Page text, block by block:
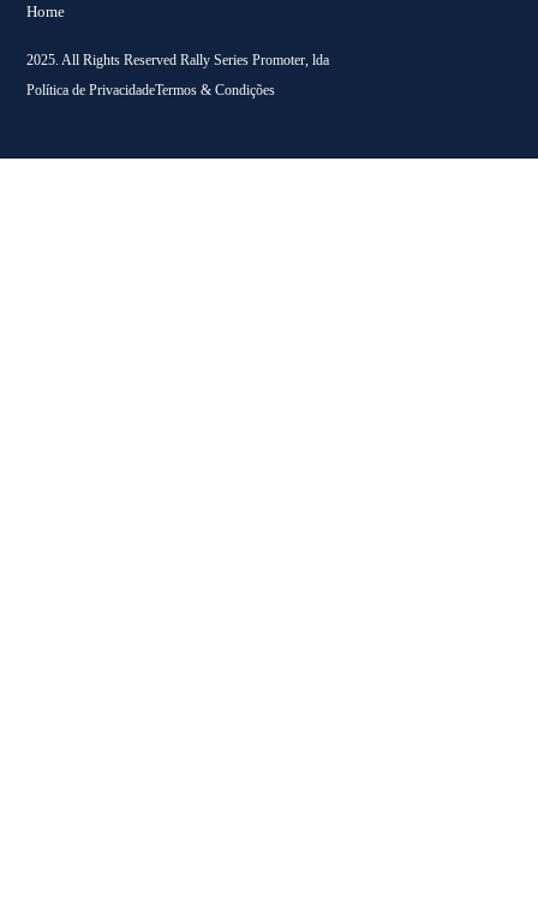
Home
2025. All Rights Reserved Rally Series Promoter, lda
Política de PrivacidadeTermos & Condições